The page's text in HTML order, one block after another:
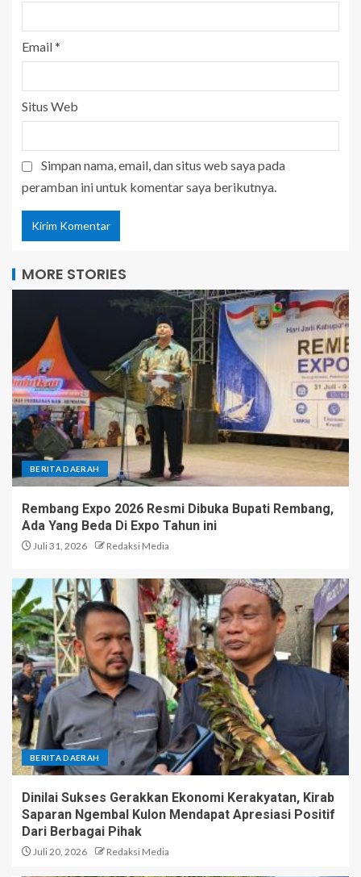
Email*
Situs Web
Simpan nama, email, dan situs web saya pada
peramban ini untuk komentar saya berikutnya.
MORE STORIES
BERITA DAERAH
Rembang Expo 2026 Resmi Dibuka Bupati Rembang,
Ada Yang Beda Di Expo Tahun ini
Juli 31, 2026 Redaksi Media
BERITA DAERAH
Dinilai Sukses Gerakkan Ekonomi Kerakyatan, Kirab
Saparan Ngembal Kulon Mendapat Apresiasi Positif
Dari Berbagai Pihak
Juli 20, 2026 Redaksi Media